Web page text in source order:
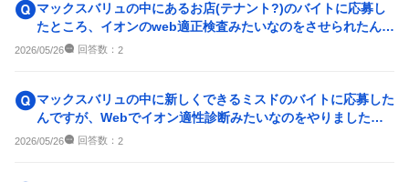
マックスバリュの中にあるお店(テナント?)のバイトに応募し
たところ、イオンのweb適正検査みたいなのをさせられたんで
すが、合否に関係あ...
2026/05/26 回答数： 2
マックスバリュの中に新しくできるミスドのバイトに応募した
んですが、Webでイオン適性診断みたいなのをやりました。
そこで結構正直に答えて...
2026/05/26 回答数： 2